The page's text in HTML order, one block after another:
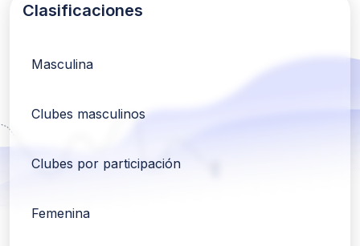
Clasificaciones
Masculina
Clubes masculinos
Clubes por participación
Femenina